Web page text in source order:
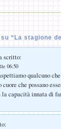
su “La stagione
scritto:
06:50
qualcuno
che possano
capacità innata di